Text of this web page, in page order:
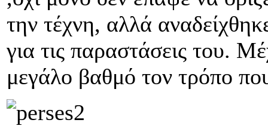
την τέχνη, αλλά
για τις παραστάσεις του.
μεγάλο βαθμό τον τρόπο